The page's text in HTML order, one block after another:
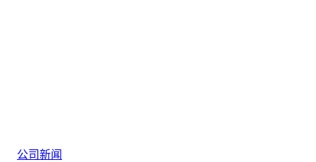
公司新闻